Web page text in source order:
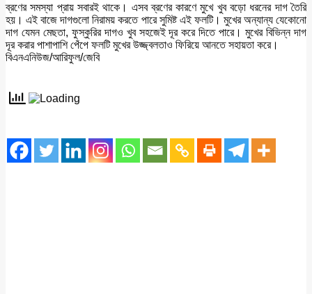
ব্রণের সমস্যা প্রায় সবারই থাকে। এসব ব্রণের কারণে মুখে খুব বড়ো ধরনের দাগ তৈরি
হয়। এই বাজে দাগগুলো নিরাময় করতে পারে সুমিষ্ট এই ফলটি। মুখের অন্যান্য যেকোনো
দাগ যেমন মেছতা, ফুস্কুরির দাগও খুব সহজেই দূর করে দিতে পারে। মুখের বিভিন্ন দাগ
দূর করার পাশাপাশি পেঁপে ফলটি মুখের উজ্জ্বলতাও ফিরিয়ে আনতে সহায়তা করে।
বিএনএনিউজ/আরিফুল/জেবি